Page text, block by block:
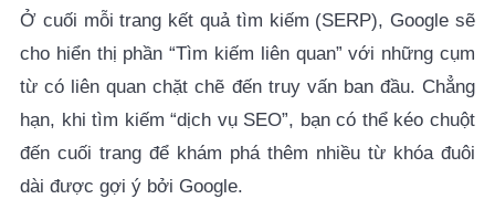
Ở cuối mỗi trang kết quả tìm kiếm (SERP), Google sẽ
cho hiển thị phần “Tìm kiếm liên quan” với những cụm
từ có liên quan chặt chẽ đến truy vấn ban đầu. Chẳng
hạn, khi tìm kiếm “dịch vụ SEO”, bạn có thể kéo chuột
đến cuối trang để khám phá thêm nhiều từ khóa đuôi
dài được gợi ý bởi Google.